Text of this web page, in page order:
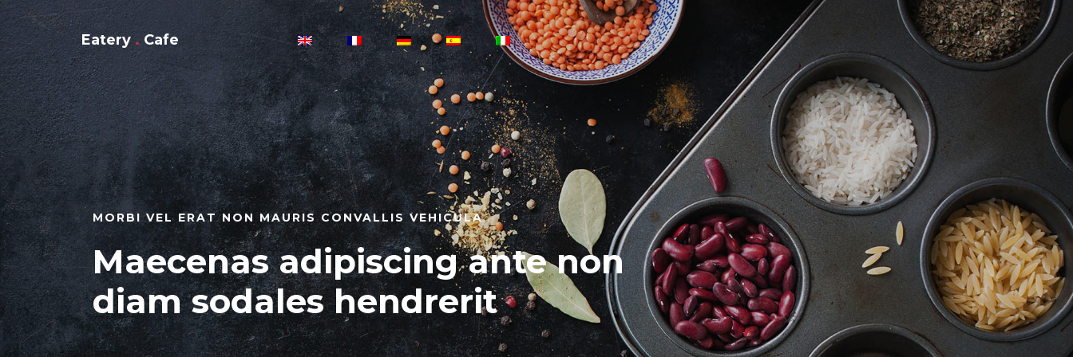
Eatery . Cafe
MORBI VEL ERAT NON MAURIS CONVALLIS VEHICULA
Maecenas adipiscing ante non
diam sodales hendrerit